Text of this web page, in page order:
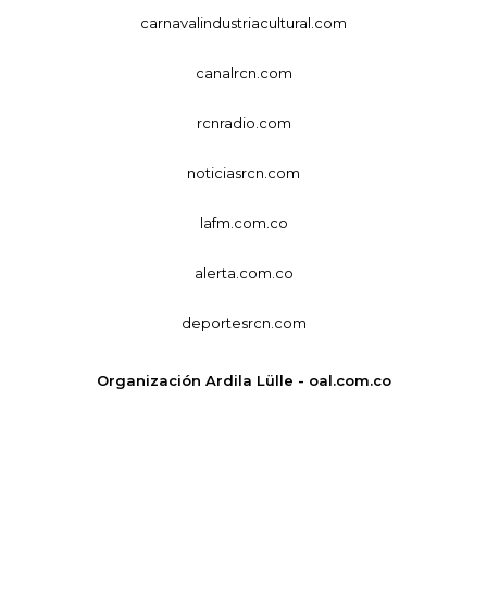
carnavalindustriacultural.com
canalrcn.com
rcnradio.com
noticiasrcn.com
lafm.com.co
alerta.com.co
deportesrcn.com
Organización Ardila Lülle - oal.com.co